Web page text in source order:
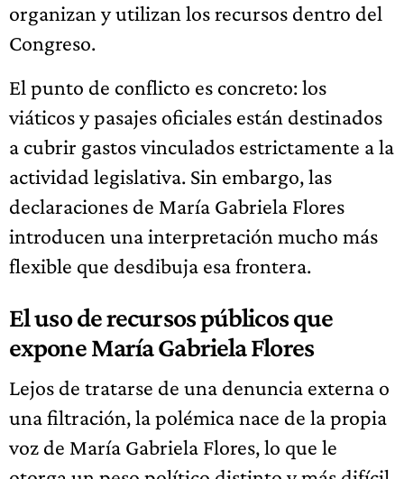
organizan y utilizan los recursos dentro del
Congreso.
El punto de conflicto es concreto: los
viáticos y pasajes oficiales están destinados
a cubrir gastos vinculados estrictamente a la
actividad legislativa. Sin embargo, las
declaraciones de María Gabriela Flores
introducen una interpretación mucho más
flexible que desdibuja esa frontera.
El uso de recursos públicos que
expone María Gabriela Flores
Lejos de tratarse de una denuncia externa o
una filtración, la polémica nace de la propia
voz de María Gabriela Flores, lo que le